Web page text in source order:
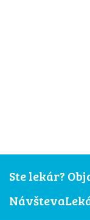
Ste lekár?